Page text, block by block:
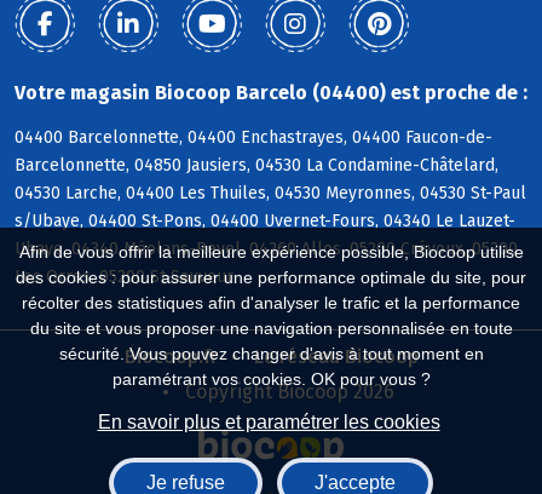
Afin de vous offrir la meilleure expérience possible, Biocoop utilise
des cookies : pour assurer une performance optimale du site, pour
récolter des statistiques afin d'analyser le trafic et la performance
du site et vous proposer une navigation personnalisée en toute
sécurité. Vous pouvez changer d'avis à tout moment en
paramétrant vos cookies. OK pour vous ?
En savoir plus et paramétrer les cookies
Je refuse J'accepte
Votre magasin Biocoop Barcelo (04400) est proche de :
04400 Barcelonnette, 04400 Enchastrayes, 04400 Faucon-de-
Barcelonnette, 04850 Jausiers, 04530 La Condamine-Châtelard,
04530 Larche, 04400 Les Thuiles, 04530 Meyronnes, 04530 St-Paul
s/Ubaye, 04400 St-Pons, 04400 Uvernet-Fours, 04340 Le Lauzet-
Ubaye, 04340 Méolans-Revel, 04260 Allos, 05200 Crévoux, 05200
Les Orres, 05200 St-Sauveur
Biocoop.fr
Le réseau Biocoop
Copyright Biocoop 2026